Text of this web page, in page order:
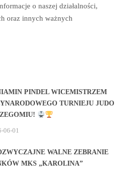
o naszej działalności,
oraz innych ważnych
PINDEL WICEMISTRZEM
TURNIEJU JUDO
06-01
WALNE ZEBRANIE
MKS „KAROLINA”